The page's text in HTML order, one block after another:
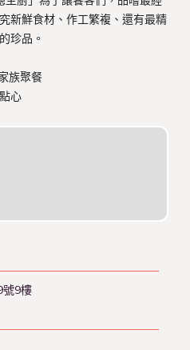
新鮮食材、作工繁複、還有最精
珍品。
族聚餐
心
號9樓